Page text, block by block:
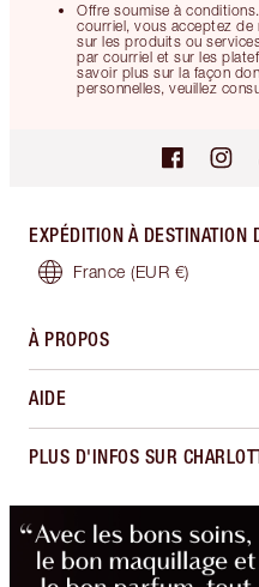
Offre soumise à
courriel, vous acceptez
sur les produits ou
par courriel et sur les
savoir plus sur la façon
personnelles, veuillez
EXPÉDITION À DESTINATION
France (EUR €)
À PROPOS
AIDE
PLUS D'INFOS SUR